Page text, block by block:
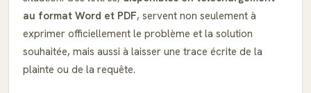
au format Word et PDF, servent non seulement à
exprimer officiellement le problème et la solution
souhaitée, mais aussi à laisser une trace écrite de la
plainte ou de la requête.